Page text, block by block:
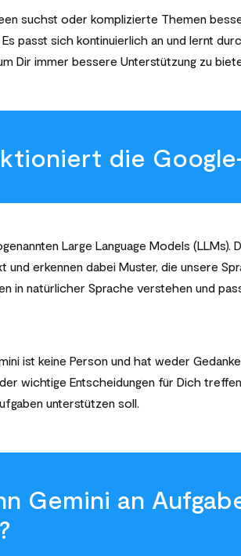
suchst oder komplizierte Themen
passt sich kontinuierlich an und lernt
Dir immer bessere Unterstützung zu
die
Large Language Models (LLMs).
und erkennen dabei Muster, die unsere
in natürlicher Sprache verstehen und
ist keine Person und hat weder
wichtige Entscheidungen für Dich
unterstützen soll.
Gemini an